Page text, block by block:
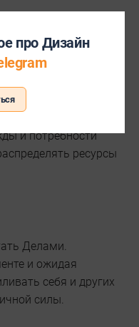
любой паттерн.
и потребности
ресурсы
Делами.
и ожидая
себя и других
силы.
про Дизайн